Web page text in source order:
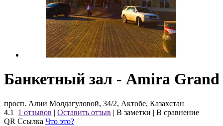
Банкетный зал - Amira
просп. Алии Молдагуловой, 34/2, Актобе, Казахстан
4.1
1 отзывов | Оставить отзыв | В заметки | В сравнение
QR Ссылка Что это?